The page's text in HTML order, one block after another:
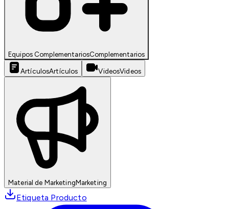
Equipos ComplementariosComplementarios
ArtículosArtículos VideosVideos
Material de MarketingMarketing
Etiqueta Producto